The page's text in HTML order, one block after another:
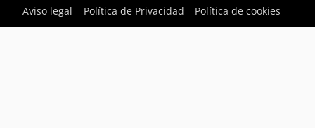
Aviso legal
Política de Privacidad Política de cookies